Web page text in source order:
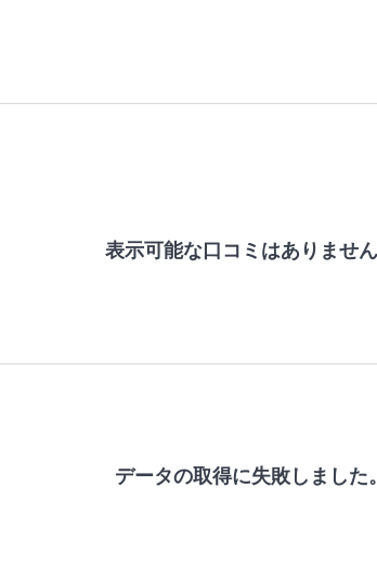
表示可能な口コミはありません
データの取得に失敗しました。